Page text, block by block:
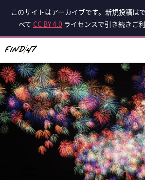
このサイトはアーカイブです。新規投稿は
べて CC BY 4.0 ライセンスで引き続きご